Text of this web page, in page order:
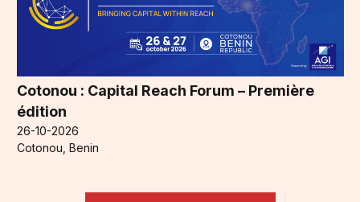
Cotonou : Capital Reach Forum – Première
édition
26-10-2026
Cotonou, Benin